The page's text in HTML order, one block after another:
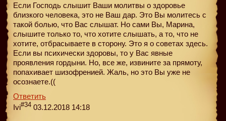
Если Господь слышит Ваши молитвы о здоровье
близкого человека, это не Ваш дар. Это Вы молитесь с
такой болью, что Вас слышат. Но сами Вы, Марина,
слышите только то, что хотите слышать, а то, что не
хотите, отбрасываете в сторону. Это я о советах здесь.
Если вы психически здоровы, то у Вас явные
проявления гордыни. Но, все же, извините за прямоту,
попахивает шизофренией. Жаль, но это Вы уже не
осознаете.((
Ответить
Ivi#34 03.12.2018 14:18